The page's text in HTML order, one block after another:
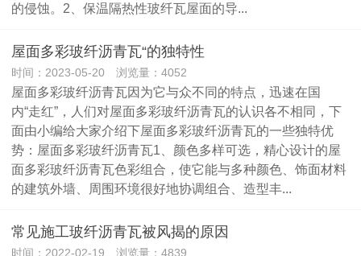
的侵蚀。2、保温隔热性玻纤瓦屋面的导...
屋面多彩玻纤沥青瓦“的独特性
时间：2023-05-20 浏览量：4052
屋面多彩玻纤沥青瓦因为它与众不同的特点，迅速在国
内“走红”，人们对屋面多彩玻纤沥青瓦的认识各不相同，下
面由小编给大家介绍下屋面多彩玻纤沥青瓦的一些独特优
势：屋面多彩玻纤沥青瓦1、颜色多样可选，精心设计的屋
面多彩玻纤沥青瓦色彩组合，使它能与多种颜色、饰面材料
的建筑外墙、周围环境很好地协调组合、造型丰...
常见施工玻纤沥青瓦被风揭的原因
时间：2022-02-19 浏览量：4839